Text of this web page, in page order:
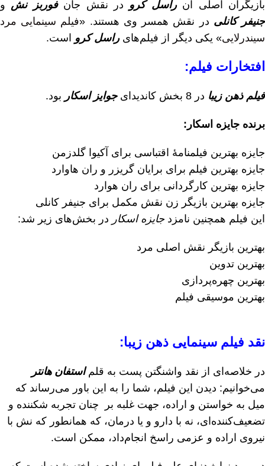
بازیگران اصلی آنراسل کرو در نقش جانفوربز نش و
جنیفر کانلی در نقش همسر وی هستند. «فیلم سینمایی مرد
سیندرلایی» یکی دیگر از فیلم‌های راسل کرو است.
افتخارات فیلم:
فیلم ذهن زیبا در 8 بخش کاندیدای جوایز اسکار بود.
برنده جایزه اسکار:
جایزه بهترین فیلمنامهٔ اقتباسی برای آکیوا گلدزمن
جایزه بهترین فیلم برای برایان گریزر و ران هاوارد
جایزه بهترین کارگردانی برای ران هوارد
جایزه بهترین بازیگر زن نقش مکمل برای جنیفر کانلی
این فیلم همچنین نامزد جایزه اسکار در بخش‌های زیر شد:
بهترین بازیگر نقش اصلی مرد
بهترین تدوین
بهترین چهره‌پردازی
بهترین موسیقی فیلم
نقد فیلم سینمایی ذهن زیبا:
در خلاصه‌ای از نقد واشنگتن پست به قلماستفان هانتر
می‌خوانیم: دیدن این فیلم، شما را به این باور می‌رساند که
میل به خواستن و اراده، جهت غلبه بر چنان تجربه شکننده و
تضعیف‌کننده‌ای، نه با دارو و یا درمان، که همانطور که نش با
نیروی اراده و عزمی راسخ انجام‌داد، ممکن است.